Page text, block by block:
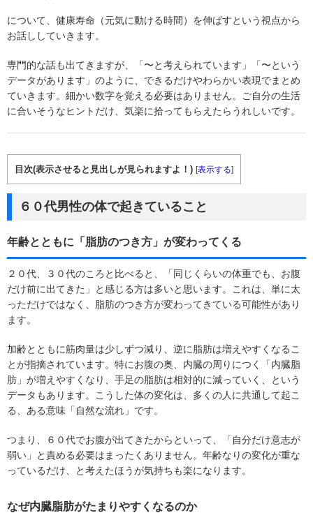
について、健康寿命（元気に動ける時間）を伸ばすという視点から
お話ししていきます。
専門的な話も出てきますが、「〜と考えられています」「〜という
データがあります」のように、できるだけやわらかい表現でまとめ
ていきます。細かい数字を覚える必要はありません。ご自分の生活
に合いそうなヒントだけ、気楽に拾ってもらえたらうれしいです。
目次(表示させると見出しが見られますよ！) [表示する]
６０代男性の体で起きていること
年齢とともに「脂肪のつき方」が変わってくる
２０代、３０代のころと比べると、「同じくらいの体重でも、お腹
だけ前に出てきた」と感じる方は多いと思います。これは、単に太
っただけではなく、脂肪のつき方が変わってきている可能性があり
ます。
加齢とともに筋肉量は少しずつ減り、逆に脂肪は増えやすくなるこ
とが指摘されています。特にお腹の奥、内臓の周りにつく「内臓脂
肪」が増えやすくなり、手足の脂肪は相対的に減っていく、という
データもあります。こうした体の変化は、多くの人に共通して起こ
る、ある意味「自然な流れ」です。
つまり、６０代でお腹が出てきたからといって、「自分だけ意志が
弱い」と責める必要はまったくありません。年齢なりの変化が重な
っているだけ、と考えたほうが気持ちも楽になります。
なぜ内臓脂肪がたまりやすくなるのか